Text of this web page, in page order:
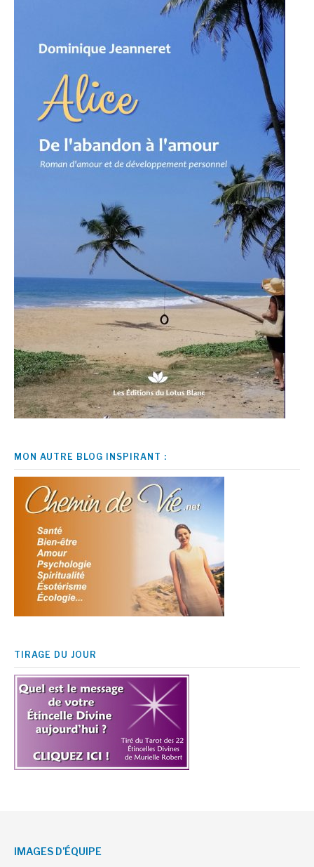
MON AUTRE BLOG INSPIRANT :
TIRAGE DU JOUR
IMAGES D’ÉQUIPE